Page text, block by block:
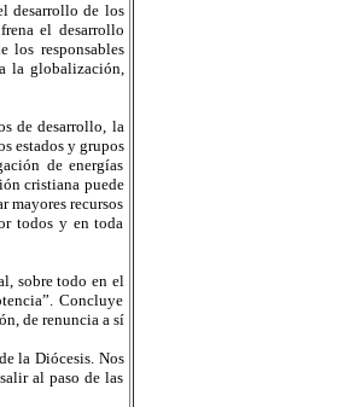
desarrollo de los
el desarrollo
los responsables
la globalización,
de desarrollo, la
estados y grupos
de energías
cristiana puede
mayores recursos
todos y en toda
sobre todo en el
Concluye
de renuncia a sí
la Diócesis. Nos
al paso de las